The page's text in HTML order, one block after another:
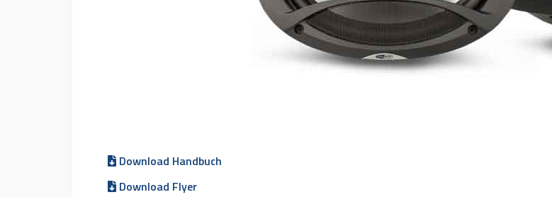
Download Handbuch
Download Flyer